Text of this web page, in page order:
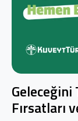
Fırsatları